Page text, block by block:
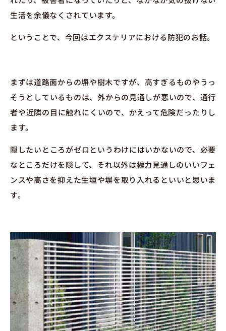
生活を余儀なくされています。
ということで、今回はエクステリアにおける防犯のお話。
まずは道路面からの塀や樹木ですが、高すぎるものやうっ
そうとしているものは、外からの見通しが悪いので、通行
者や近隣の目に触れにくいので、かえって危険だったりし
ます。
隠したいところがゼロというわけにはいかないので、必要
なところだけを隠して、それ以外は極力見通しのいいフェ
ンスや高さを抑えた生垣や塀を取り入れるといいと思いま
す。